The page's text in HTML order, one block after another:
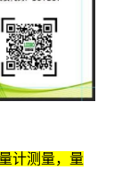
计测量，量